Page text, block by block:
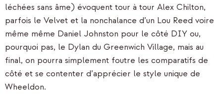
léchées sans âme) évoquent tour à tour Alex Chilton,
parfois le Velvet et la nonchalance d’un Lou Reed voire
même même Daniel Johnston pour le côté DIY ou,
pourquoi pas, le Dylan du Greenwich Village, mais au
final, on pourra simplement foutre les comparatifs de
côté et se contenter d’apprécier le style unique de
Wheeldon.